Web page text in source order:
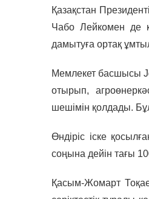
Қазақстан
Чабо Лейкомен де
дамытуға ортақ
Мемлекет басшысы
отырып,
шешімін қолдады.
Өндіріс іске
соңына дейін тағы
Қасым-Жомарт